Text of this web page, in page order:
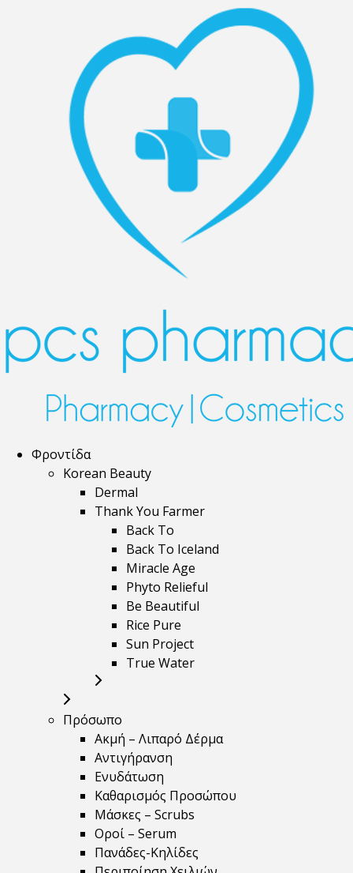
Φροντίδα
Korean Beauty
Dermal
Thank You Farmer
Back To
Back To Iceland
Miracle Age
Phyto Relieful
Be Beautiful
Rice Pure
Sun Project
True Water
Πρόσωπο
Ακμή – Λιπαρό Δέρμα
Αντιγήρανση
Ενυδάτωση
Καθαρισμός Προσώπου
Μάσκες – Scrubs
Οροί – Serum
Πανάδες-Κηλίδες